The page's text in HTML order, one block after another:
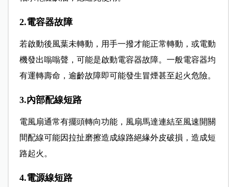
2.電容器故障
若啟動後風葉未轉動，用手一撥才能正常轉動，或電動
機發出嗡嗡聲，可能是啟動電容器故障。一般電容器均
有運轉壽命，逾齡故障即可能發生冒煙甚至起火危險。
3.內部配線短路
電風扇通常有擺頭轉向功能，風扇馬達連結至風速開關
間配線可能因拉扯磨擦造成線路絕緣外皮破損，造成短
路起火。
4.電源線短路